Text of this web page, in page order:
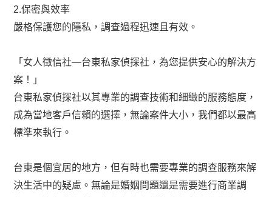
2.保密與效率
嚴格保護您的隱私，調查過程迅速且有效。
「女人徵信社—台東私家偵探社，為您提供安心的解決方
案！」
台東私家偵探社以其專業的調查技術和細緻的服務態度，
成為當地客戶信賴的選擇，無論案件大小，我們都以最高
標準來執行。
台東是個宜居的地方，但有時也需要專業的調查服務來解
決生活中的疑慮。無論是婚姻問題還是需要進行商業調